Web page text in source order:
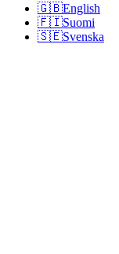
🇬🇧English
🇫🇮Suomi
🇸🇪Svenska